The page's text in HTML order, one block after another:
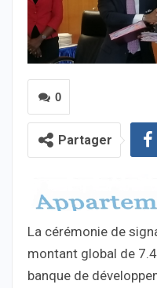
0
Partager
La cérémonie de
montant global de
banque de